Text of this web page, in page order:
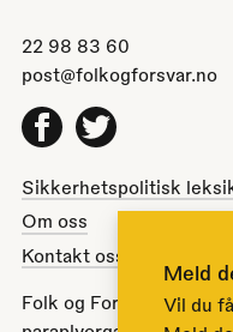
22 98 83 60
post@folkogforsvar.no
Facebook
Twitter
Sikkerhetspolitisk
Om oss
Kontakt oss
Folk og Forsvar er en
Meld
Vil du